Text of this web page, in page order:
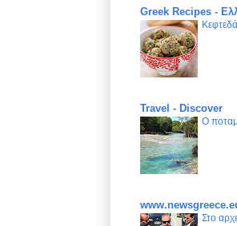
Greek Recipes -
Travel - Discover
Ο
Στο